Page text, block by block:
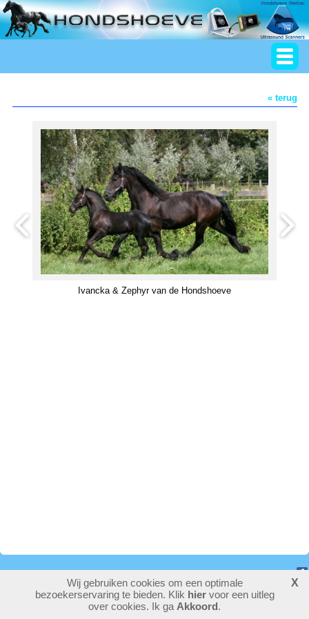
« terug
Ivancka & Zephyr van de Hondshoeve
bezoekers - 1 online
login
laatste wijziging: 26-02-2026
Wij gebruiken cookies om een optimale
bezoekerservaring te bieden. Klik hiervoor een uitleg
over cookies. Ik ga Akkoord.
X